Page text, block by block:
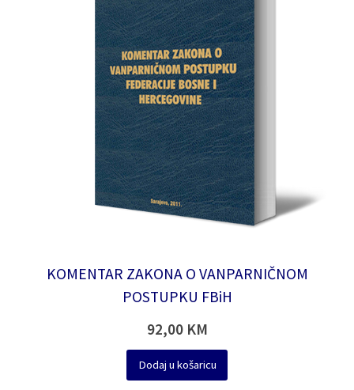
KOMENTAR ZAKONA O VANPARNIČNOM
POSTUPKU FBiH
92,00 KM
Dodaj u košaricu